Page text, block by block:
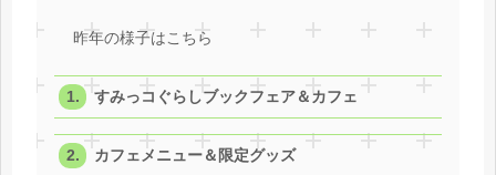
昨年の様子はこちら
すみっコぐらしブックフェア＆カフェ
カフェメニュー＆限定グッズ